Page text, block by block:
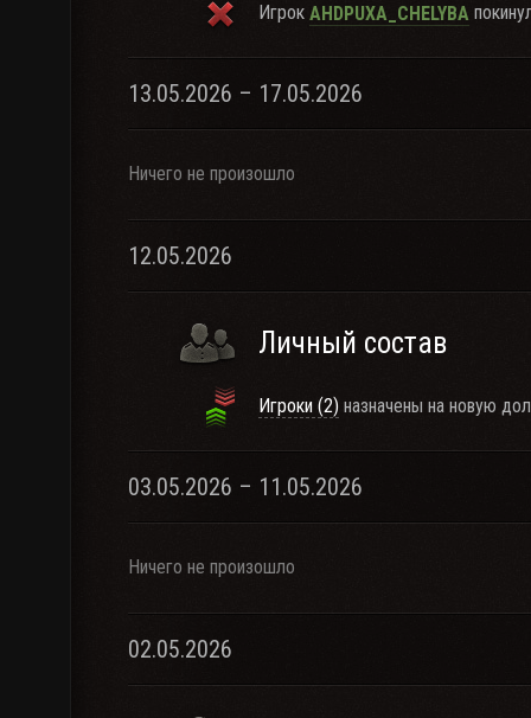
Игрок AHDPUXA_CHELYBA
13.05.2026 – 17.05.2026
Ничего не произошло
12.05.2026
Личный состав
Игроки (2) назначены на новую
03.05.2026 – 11.05.2026
Ничего не произошло
02.05.2026